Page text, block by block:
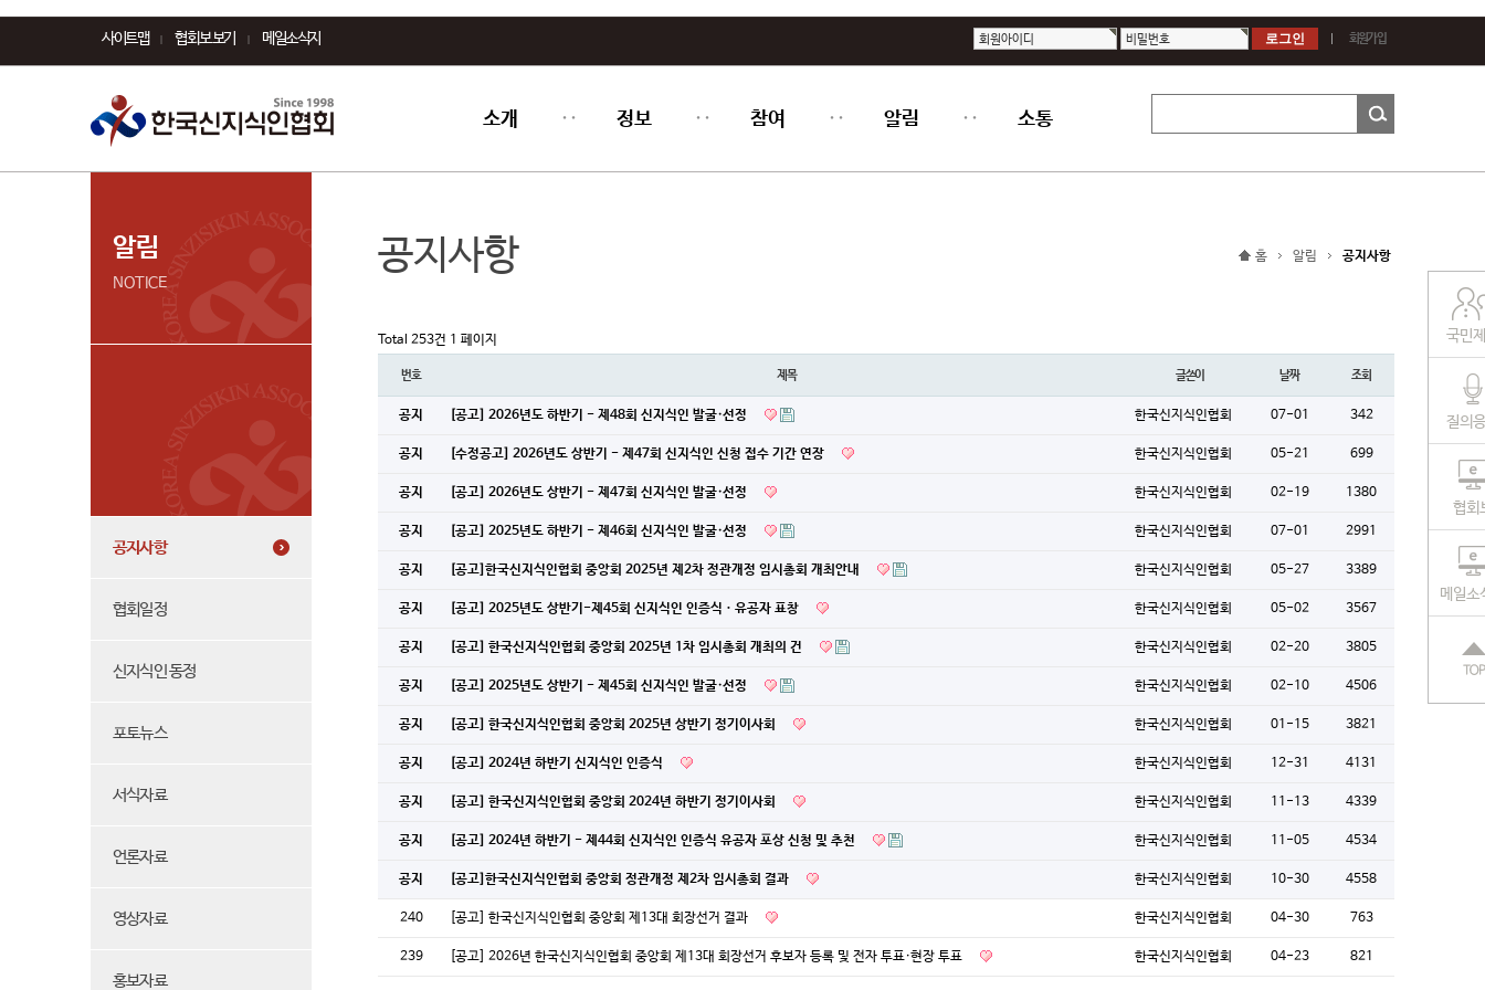
사이트맵 협회보 보기 메일소식지 회원아이디 비밀번호 회원가입
소개 정보 참여 알림 소통
알림
NOTICE
공지사항
협회일정
신지식인 동정
포토뉴스
서식자료
언론자료
영상자료
홍보자료
공지사항 홈 알림 공지사항
Total 253건 1 페이지
번호 제목 글쓴이 날짜 조회
공지 [공고] 2026년도 하반기 - 제48회 신지식인 발굴·선정 한국신지식인협회 07-01 342
공지 [수정공고] 2026년도 상반기 - 제47회 신지식인 신청 접수 기간 연장 한국신지식인협회 05-21 699
공지 [공고] 2026년도 상반기 - 제47회 신지식인 발굴·선정 한국신지식인협회 02-19 1380
공지 [공고] 2025년도 하반기 - 제46회 신지식인 발굴·선정 한국신지식인협회 07-01 2991
공지 [공고]한국신지식인협회 중앙회 2025년 제2차 정관개정 임시총회 개최안내 한국신지식인협회 05-27 3389
공지 [공고] 2025년도 상반기-제45회 신지식인 인증식ㆍ유공자 표창 한국신지식인협회 05-02 3567
공지 [공고] 한국신지식인협회 중앙회 2025년 1차 임시총회 개최의 건 한국신지식인협회 02-20 3805
공지 [공고] 2025년도 상반기 - 제45회 신지식인 발굴·선정 한국신지식인협회 02-10 4506
공지 [공고] 한국신지식인협회 중앙회 2025년 상반기 정기이사회 한국신지식인협회 01-15 3821
공지 [공고] 2024년 하반기 신지식인 인증식 한국신지식인협회 12-31 4131
공지 [공고] 한국신지식인협회 중앙회 2024년 하반기 정기이사회 한국신지식인협회 11-13 4339
공지 [공고] 2024년 하반기 - 제44회 신지식인 인증식 유공자 포상 신청 및 추천 한국신지식인협회 11-05 4534
공지 [공고]한국신지식인협회 중앙회 정관개정 제2차 임시총회 결과 한국신지식인협회 10-30 4558
240 [공고] 한국신지식인협회 중앙회 제13대 회장선거 결과 한국신지식인협회 04-30 763
239 [공고] 2026년 한국신지식인협회 중앙회 제13대 회장선거 후보자 등록 및 전자 투표·현장 투표 한국신지식인협회 04-23 821
국민
질의
협회
메일소